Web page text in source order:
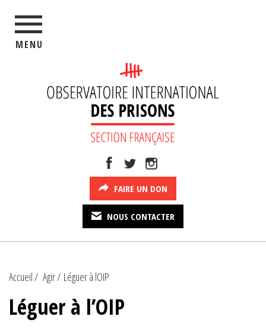
MENU
FAIRE UN DON
NOUS CONTACTER
Accueil Agir Léguer à lOIP
Léguer à l’OIP